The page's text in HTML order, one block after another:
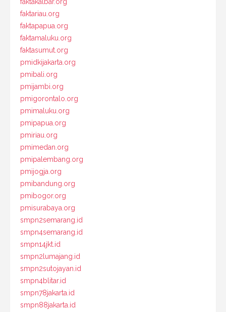
faktariau.org
faktapapua.org
faktamaluku.org
faktasumut.org
pmidkijakarta.org
pmibali.org
pmijambi.org
pmigorontalo.org
pmimaluku.org
pmipapua.org
pmiriau.org
pmimedan.org
pmipalembang.org
pmijogja.org
pmibandung.org
pmibogor.org
pmisurabaya.org
smpn2semarang.id
smpn4semarang.id
smpn14jkt.id
smpn2lumajang.id
smpn2sutojayan.id
smpn4blitar.id
smpn78jakarta.id
smpn88jakarta.id